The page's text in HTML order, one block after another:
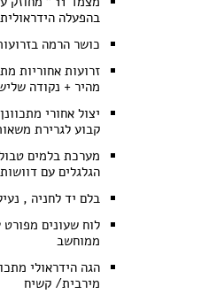
בהפעלה
כושר הרמה בזרועות 2600
זרועות אחוריות
מהיר + נקודה
יצול אחורי
קבוע לגרירת
מערכת בלמים
הגלגלים עם
בלם יד לחניה ,
לוח שעונים
ממוחשב
הגה הידראולי
מירבית/ קשיח